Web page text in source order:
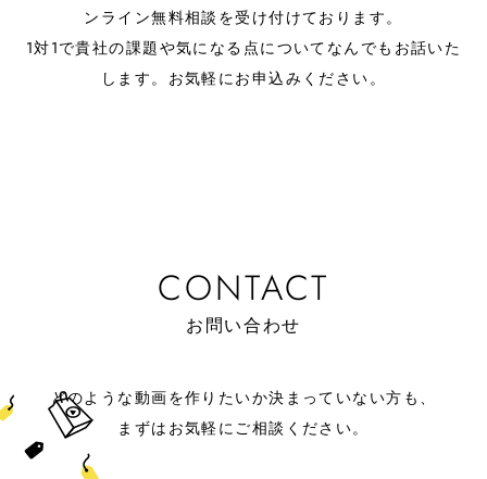
ンライン無料相談を受け付けております。
1対1で貴社の課題や気になる点についてなんでもお話いた
します。お気軽にお申込みください。
CONTACT
お問い合わせ
どのような動画を作りたいか決まっていない方も、
まずはお気軽にご相談ください。